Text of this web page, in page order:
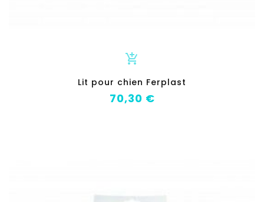
add_shopping_cart
Lit pour chien Ferplast
Prix
70,30 €